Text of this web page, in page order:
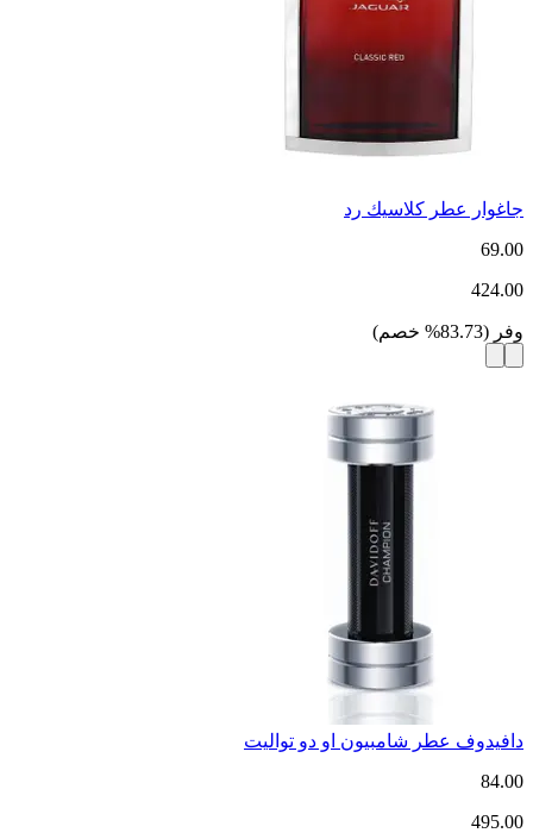
جاغوار عطر كلاسيك رد
69.00
424.00
وفر (
83.73
% خصم)
دافيدوف عطر شامبيون او دو تواليت
84.00
495.00